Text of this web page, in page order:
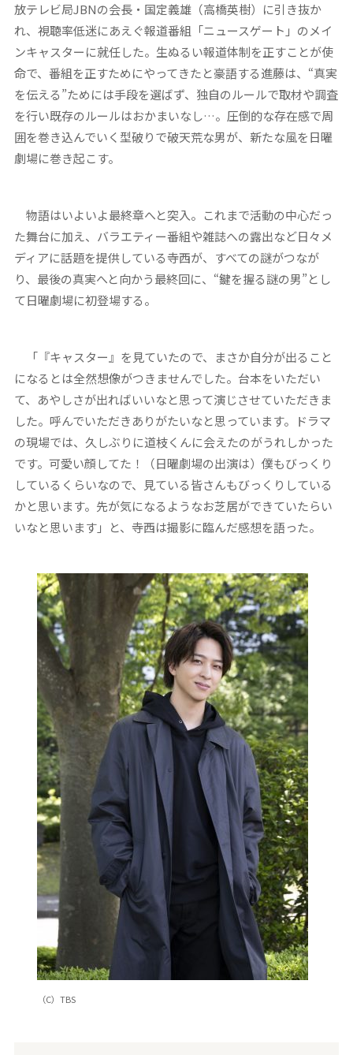
放テレビ局JBNの会長・国定義雄（高橋英樹）に引き抜か
れ、視聴率低迷にあえぐ報道番組「ニュースゲート」のメイ
ンキャスターに就任した。生ぬるい報道体制を正すことが使
命で、番組を正すためにやってきたと豪語する進藤は、“真実
を伝える”ためには手段を選ばず、独自のルールで取材や調査
を行い既存のルールはおかまいなし…。圧倒的な存在感で周
囲を巻き込んでいく型破りで破天荒な男が、新たな風を日曜
劇場に巻き起こす。
物語はいよいよ最終章へと突入。これまで活動の中心だっ
た舞台に加え、バラエティー番組や雑誌への露出など日々メ
ディアに話題を提供している寺西が、すべての謎がつなが
り、最後の真実へと向かう最終回に、“鍵を握る謎の男”とし
て日曜劇場に初登場する。
「『キャスター』を見ていたので、まさか自分が出ること
になるとは全然想像がつきませんでした。台本をいただい
て、あやしさが出ればいいなと思って演じさせていただきま
した。呼んでいただきありがたいなと思っています。ドラマ
の現場では、久しぶりに道枝くんに会えたのがうれしかった
です。可愛い顔してた！（日曜劇場の出演は）僕もびっくり
しているくらいなので、見ている皆さんもびっくりしている
かと思います。先が気になるようなお芝居ができていたらい
いなと思います」と、寺西は撮影に臨んだ感想を語った。
（C）TBS